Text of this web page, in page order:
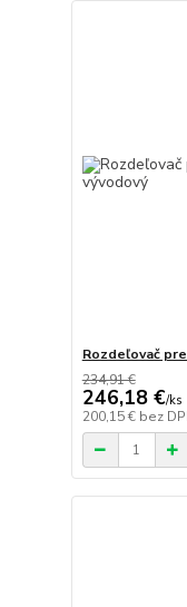
Rozdeľovač
234,91 €
246,18 €/ks
200,15 € bez